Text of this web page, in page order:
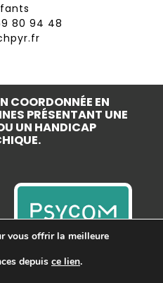
80 94 48
COORDONNÉE EN
PRÉSENTANT UNE
UN HANDICAP
vous offrir la meilleure
depuis ce lien.